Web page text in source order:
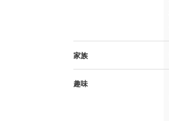
家族
趣味